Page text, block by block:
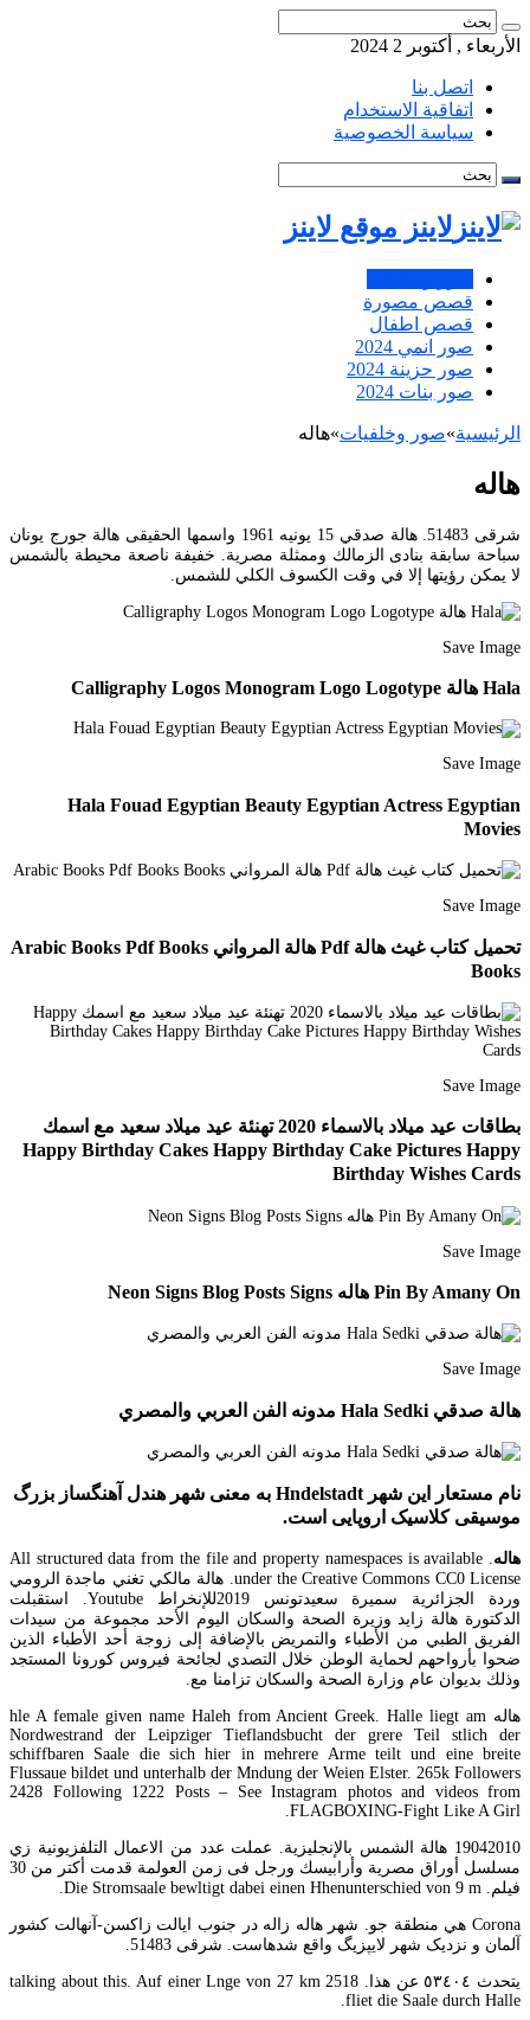
الأربعاء , أكتوبر 2 2024
اتصل بنا
اتفاقية الاستخدام
سياسة الخصوصية
لاينز موقع لاينز
قصص مصورة
قصص اطفال
صور انمي 2024
صور حزينة 2024
صور بنات 2024
الرئيسية»صور وخلفيات»هاله
هاله
شرقی 51483. هالة صدقي 15 يونيه 1961 واسمها الحقيقى هالة جورج يونان
سباحة سابقة بنادى الزمالك وممثلة مصرية. خفيفة ناصعة محيطة بالشمس
لا يمكن رؤيتها إلا في وقت الكسوف الكلي للشمس.
Save Image
Hala هالة Calligraphy Logos Monogram Logo Logotype
Save Image
Hala Fouad Egyptian Beauty Egyptian Actress Egyptian
Movies
Save Image
تحميل كتاب غيث هالة Pdf هالة المرواني Arabic Books Pdf Books
Books
Save Image
بطاقات عيد ميلاد بالاسماء 2020 تهنئة عيد ميلاد سعيد مع اسمك
Happy Birthday Cakes Happy Birthday Cake Pictures Happy
Birthday Wishes Cards
Save Image
Pin By Amany On هاله Neon Signs Blog Posts Signs
Save Image
هالة صدقي Hala Sedki مدونه الفن العربي والمصري
نام مستعار این شهر Hndelstadt به معنی شهر هندل آهنگساز بزرگ
موسیقی کلاسیک اروپایی است.
هاله
. All structured data from the file and property namespaces is available
under the Creative Commons CC0 License. هالة مالكي تغني ماجدة الرومي
وردة الجزائرية سميرة سعيدتونس 2019للإنخراط Youtube. استقبلت
الدكتورة هالة زايد وزيرة الصحة والسكان اليوم الأحد مجموعة من سيدات
الفريق الطبي من الأطباء والتمريض بالإضافة إلى زوجة أحد الأطباء الذين
ضحوا بأرواحهم لحماية الوطن خلال التصدي لجائحة فيروس كورونا المستجد
وذلك بديوان عام وزارة الصحة والسكان تزامنا مع.
هاله hle A female given name Haleh from Ancient Greek. Halle liegt am
Nordwestrand der Leipziger Tieflandsbucht der grere Teil stlich der
schiffbaren Saale die sich hier in mehrere Arme teilt und eine breite
Flussaue bildet und unterhalb der Mndung der Weien Elster. 265k Followers
2428 Following 1222 Posts – See Instagram photos and videos from
FLAGBOXING-Fight Like A Girl.
19042010 هالة الشمس بالإنجليزية. عملت عدد من الاعمال التلفزيونية زي
مسلسل أوراق مصرية وأرابيسك ورجل فى زمن العولمة قدمت أكتر من 30
فيلم. Die Stromsaale bewltigt dabei einen Hhenunterschied von 9 m.
Corona هي منطقة جو. شهر هاله زاله در جنوب ایالت زاکسن-آنهالت کشور
آلمان و نزدیک شهر لایپزیگ واقع شدهاست. شرقی 51483.
يتحدث ٥٣٤٠٤ عن هذا. 2518 talking about this. Auf einer Lnge von 27 km
fliet die Saale durch Halle.